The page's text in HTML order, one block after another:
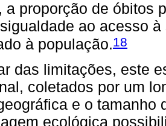
a proporção de óbitos
ao acesso
à população.18
das limitações, este
coletados por um
e o tamanho
ecológica